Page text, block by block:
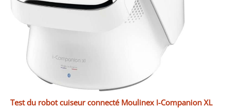
Test du robot cuiseur connecté Moulinex I-Companion XL